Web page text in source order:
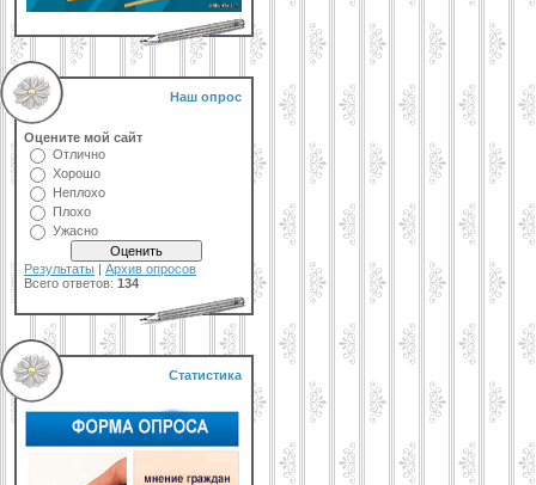
Наш опрос
Оцените мой сайт
Отлично
Хорошо
Неплохо
Плохо
Ужасно
Результаты | Архив опросов
Всего ответов: 134
Статистика